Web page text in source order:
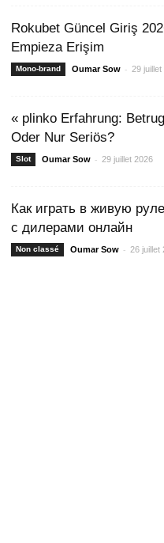
Rokubet Güncel Giriş
Empieza Erişim
Mono-brand Oumar Sow - 29
« plinko Erfahrung:
Oder Nur Seriös?
Slot Oumar Sow - 29 juillet 2026
Как играть в живую
с дилерами онлайн
Non classé Oumar Sow - 26 juillet